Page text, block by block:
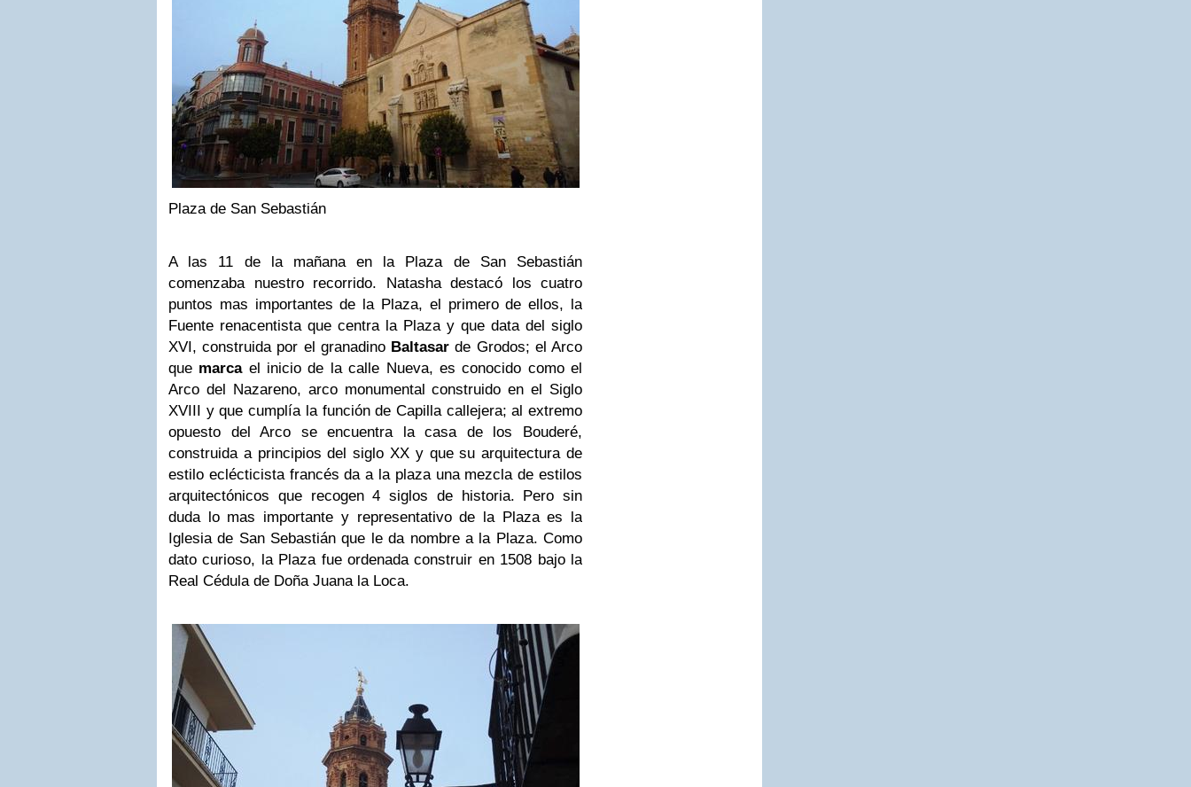
Plaza de San Sebastián
A las 11 de la mañana en la Plaza de San Sebastián
comenzaba nuestro recorrido. Natasha destacó los cuatro
puntos mas importantes de la Plaza, el primero de ellos, la
Fuente renacentista que centra la Plaza y que data del siglo
XVI, construida por el granadino Baltasar de Grodos; el Arco
que marcael inicio de la calle Nueva, es conocido como el
Arco del Nazareno, arco monumental construido en el Siglo
XVIII y que cumplía la función de Capilla callejera; al extremo
opuesto del Arco se encuentra la casa de los Bouderé,
construida a principios del siglo XX y que su arquitectura de
estilo eclécticista francés da a la plaza una mezcla de estilos
arquitectónicos que recogen 4 siglos de historia. Pero sin
duda lo mas importante y representativo de la Plaza es la
Iglesia de San Sebastián que le da nombre a la Plaza. Como
dato curioso, la Plaza fue ordenada construir en 1508 bajo la
Real Cédula de Doña Juana la Loca.